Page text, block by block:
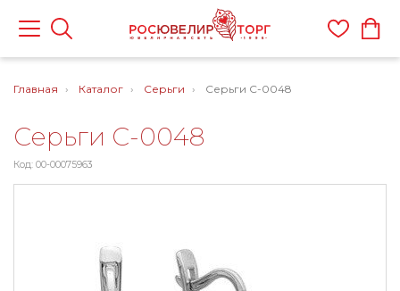
Главная Каталог Серьги Серьги С-0048
Серьги С-0048
Код: 00-00075963